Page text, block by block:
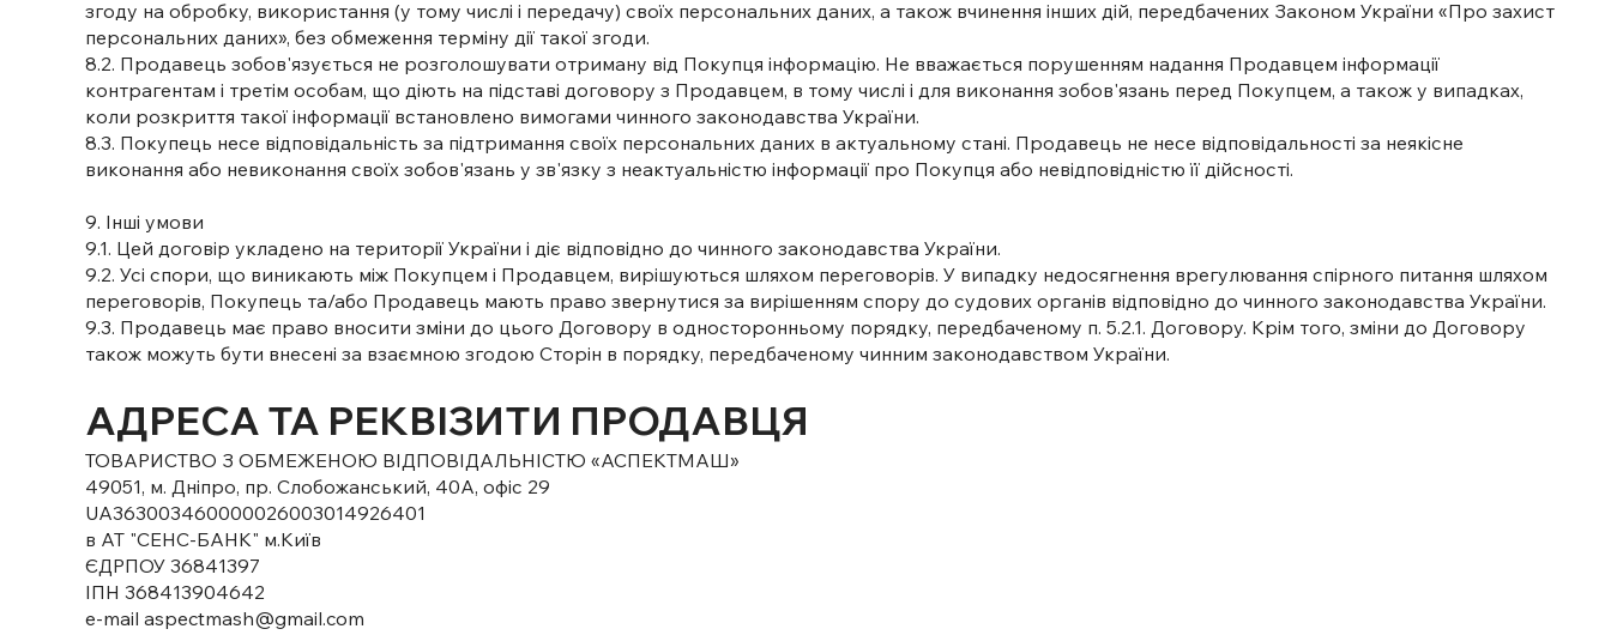
згоду на обробку, використання (у тому числі і передачу) своїх персональних даних, а також вчинення інших дій, передбачених Законом України «Про захист
персональних даних», без обмеження терміну дії такої згоди.
8.2. Продавець зобов'язується не розголошувати отриману від Покупця інформацію. Не вважається порушенням надання Продавцем інформації
контрагентам і третім особам, що діють на підставі договору з Продавцем, в тому числі і для виконання зобов'язань перед Покупцем, а також у випадках,
коли розкриття такої інформації встановлено вимогами чинного законодавства України.
8.3. Покупець несе відповідальність за підтримання своїх персональних даних в актуальному стані. Продавець не несе відповідальності за неякісне
виконання або невиконання своїх зобов'язань у зв'язку з неактуальністю інформації про Покупця або невідповідністю її дійсності.
9. Інші умови
9.1. Цей договір укладено на території України і діє відповідно до чинного законодавства України.
9.2. Усі спори, що виникають між Покупцем і Продавцем, вирішуються шляхом переговорів. У випадку недосягнення врегулювання спірного питання шляхом
переговорів, Покупець та/або Продавець мають право звернутися за вирішенням спору до судових органів відповідно до чинного законодавства України.
9.3. Продавець має право вносити зміни до цього Договору в односторонньому порядку, передбаченому п. 5.2.1. Договору. Крім того, зміни до Договору
також можуть бути внесені за взаємною згодою Сторін в порядку, передбаченому чинним законодавством України.
АДРЕСА ТА РЕКВІЗИТИ ПРОДАВЦЯ
ТОВАРИСТВО З ОБМЕЖЕНОЮ ВІДПОВІДАЛЬНІСТЮ «АСПЕКТМАШ»
49051, м. Дніпро, пр. Слобожанський, 40А, офіс 29
UA363003460000026003014926401
в АТ "СЕНС-БАНК" м.Київ
ЄДРПОУ 36841397
ІПН 368413904642
e-mail aspectmash@gmail.com